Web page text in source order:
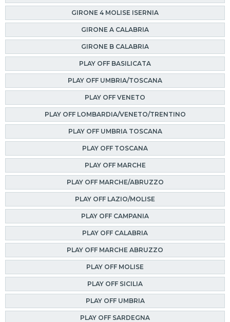
GIRONE 4 MOLISE ISERNIA
GIRONE A CALABRIA
GIRONE B CALABRIA
PLAY OFF BASILICATA
PLAY OFF UMBRIA/TOSCANA
PLAY OFF VENETO
PLAY OFF LOMBARDIA/VENETO/TRENTINO
PLAY OFF UMBRIA TOSCANA
PLAY OFF TOSCANA
PLAY OFF MARCHE
PLAY OFF MARCHE/ABRUZZO
PLAY OFF LAZIO/MOLISE
PLAY OFF CAMPANIA
PLAY OFF CALABRIA
PLAY OFF MARCHE ABRUZZO
PLAY OFF MOLISE
PLAY OFF SICILIA
PLAY OFF UMBRIA
PLAY OFF SARDEGNA